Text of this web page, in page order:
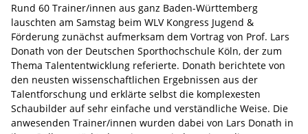
Rund 60 Trainer/innen aus ganz Baden-Württemberg
lauschten am Samstag beim WLV Kongress Jugend &
Förderung zunächst aufmerksam dem Vortrag von Prof. Lars
Donath von der Deutschen Sporthochschule Köln, der zum
Thema Talententwicklung referierte. Donath berichtete von
den neusten wissenschaftlichen Ergebnissen aus der
Talentforschung und erklärte selbst die komplexesten
Schaubilder auf sehr einfache und verständliche Weise. Die
anwesenden Trainer/innen wurden dabei von Lars Donath in